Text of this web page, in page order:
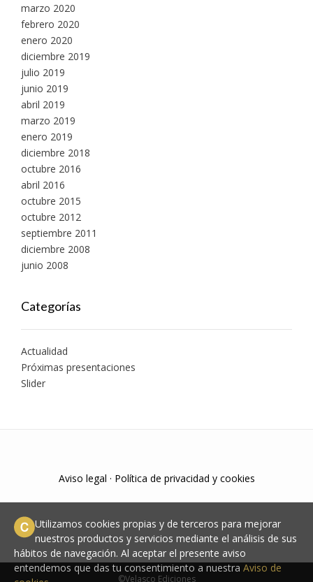
marzo 2020
febrero 2020
enero 2020
diciembre 2019
julio 2019
junio 2019
abril 2019
marzo 2019
enero 2019
diciembre 2018
octubre 2016
abril 2016
octubre 2015
octubre 2012
septiembre 2011
diciembre 2008
junio 2008
Categorías
Actualidad
Próximas presentaciones
Slider
Aviso legal · Política de privacidad y cookies
©Velasco Ediciones
Utilizamos cookies propias y de terceros para mejorar
nuestros productos y servicios mediante el análisis de sus
hábitos de navegación. Al aceptar el presente aviso
entendemos que das tu consentimiento a nuestra Aviso de